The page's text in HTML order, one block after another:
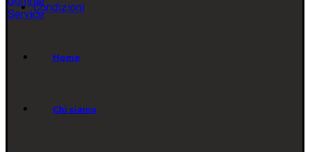
Condizioni
Home
Chi siamo